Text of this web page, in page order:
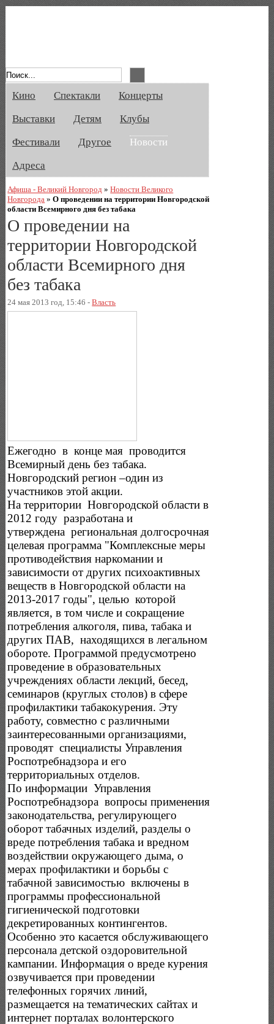
Кино Спектакли
Концерты
Выставки
Детям
Клубы
Фестивали
Другое
Новости
Адреса
Афиша - Великий Новгород »Новости Великого
Новгорода »О проведении на территории Новгородской
области Всемирного дня без табака
О проведении на
территории Новгородской
области Всемирного дня
без табака
24 мая 2013 год, 15:46 -Власть
Ежегодно в конце мая проводится
Всемирный день без табака.
Новгородский регион –один из
участников этой акции.
На территории Новгородской области в
2012 году разработана и
утверждена региональная долгосрочная
целевая программа "Комплексные меры
противодействия наркомании и
зависимости от других психоактивных
веществ в Новгородской области на
2013-2017 годы", целью которой
является, в том числе и сокращение
потребления алкоголя, пива, табака и
других ПАВ, находящихся в легальном
обороте. Программой предусмотрено
проведение в образовательных
учреждениях области лекций, бесед,
семинаров (круглых столов) в сфере
профилактики табакокурения. Эту
работу, совместно с различными
заинтересованными организациями,
проводят специалисты Управления
Роспотребнадзора и его
территориальных отделов.
По информации Управления
Роспотребнадзора вопросы применения
законодательства, регулирующего
оборот табачных изделий, разделы о
вреде потребления табака и вредном
воздействии окружающего дыма, о
мерах профилактики и борьбы с
табачной зависимостью включены в
программы профессиональной
гигиенической подготовки
декретированных контингентов.
Особенно это касается обслуживающего
персонала детской оздоровительной
кампании. Информация о вреде курения
озвучивается при проведении
телефонных горячих линий,
размещается на тематических сайтах и
интернет порталах волонтерского